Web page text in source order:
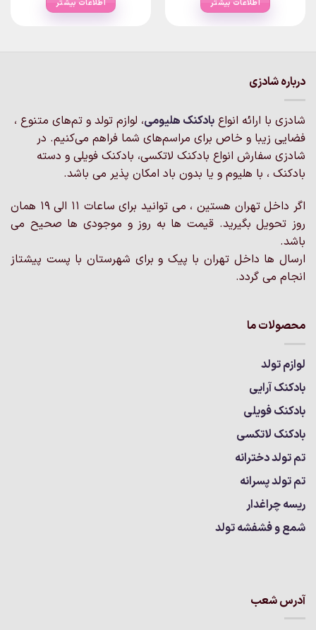
اطلاعات بیشتر اطلاعات بیشتر
درباره شادزی
شادزی با ارائه انواع بادکنک‌ هلیومی، لوازم تولد و تم‌های متنوع ،
فضایی زیبا و خاص برای مراسم‌های شما فراهم می‌کنیم. در
شادزی سفارش انواع بادکنک لاتکسی، بادکنک فویلی و دسته
بادکنک ، با هلیوم و یا بدون باد امکان پذیر می باشد.
اگر داخل تهران هستین ، می توانید برای ساعات 11 الی 19 همان
روز تحویل بگیرید. قیمت ها به روز و موجودی ها صحیح می
باشد.
ارسال ها داخل تهران با پیک و برای شهرستان با پست پیشتاز
انجام می گردد.
محصولات ما
لوازم تولد
بادکنک آرایی
بادکنک فویلی
بادکنک لاتکسی
تم تولد دخترانه
تم تولد پسرانه
ریسه چراغدار
شمع و فشفشه تولد
آدرس شعب